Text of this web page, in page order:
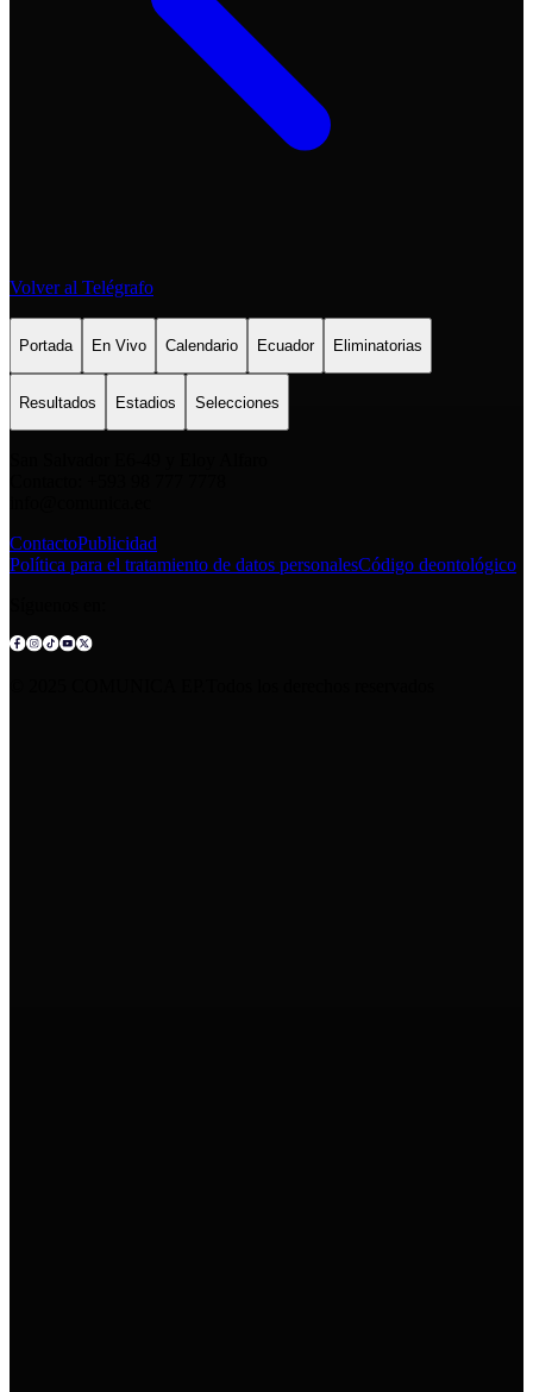
Volver al Telégrafo
Portada En Vivo Calendario Ecuador Eliminatorias
Resultados Estadios Selecciones
ContactoPublicidad
Política para el tratamiento de datos personalesCódigo deontológico